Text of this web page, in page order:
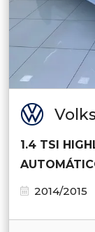
1.4 TSI
2014/2015